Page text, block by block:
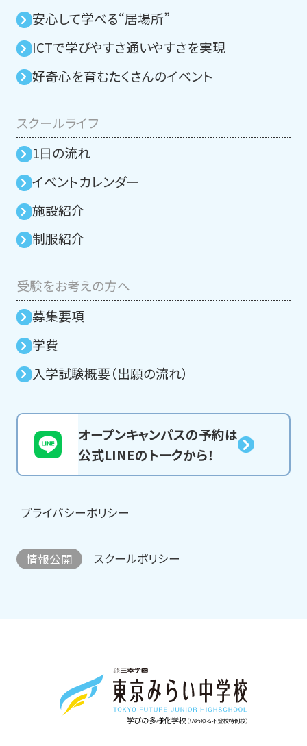
安⼼して学べる“居場所”
ICTで学びやすさ通いやすさを実現
好奇心を育むたくさんのイベント
スクールライフ
1日の流れ
イベントカレンダー
施設紹介
制服紹介
受験をお考えの方へ
募集要項
学費
入学試験概要（出願の流れ）
オープンキャンパスの予約は
公式LINEのトークから！
プライバシーポリシー
情報公開 スクールポリシー